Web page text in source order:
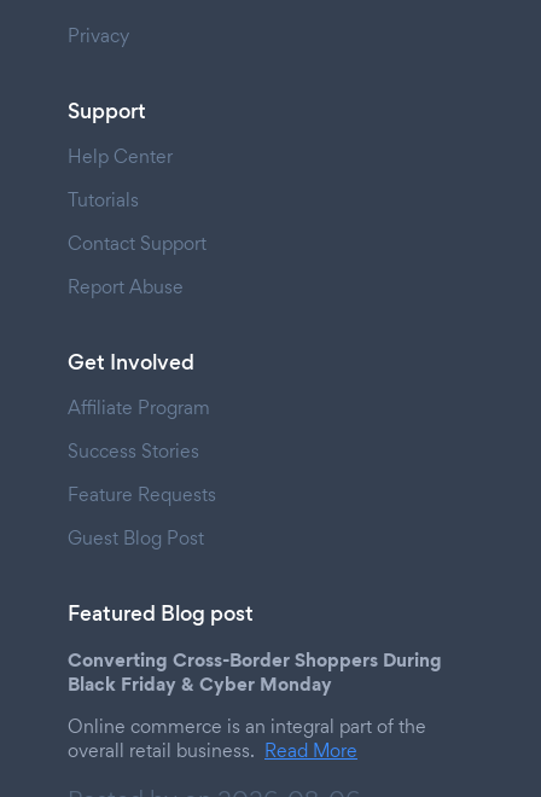
Privacy
Support
Help Center
Tutorials
Contact Support
Report Abuse
Get Involved
Affiliate Program
Success Stories
Feature Requests
Guest Blog Post
Featured Blog post
Converting Cross-Border Shoppers During
Black Friday & Cyber Monday
Online commerce is an integral part of the
overall retail business. Read More